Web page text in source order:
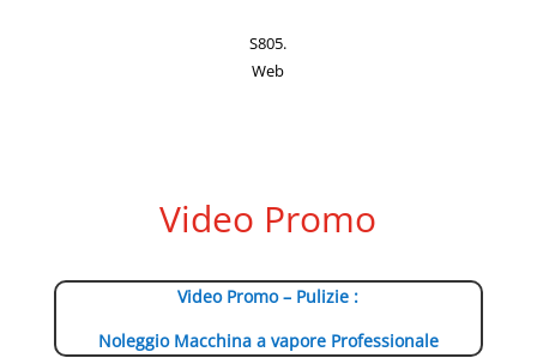
S805.
Web
Video Promo
Video Promo – Pulizie :
Noleggio Macchina a vapore Professionale